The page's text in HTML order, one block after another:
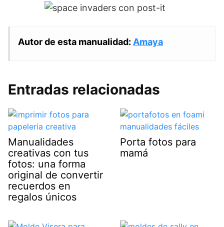
Autor de esta manualidad: Amaya
Entradas relacionadas
Manualidades
creativas con tus
fotos: una forma
original de convertir
recuerdos en
regalos únicos
Porta fotos para
mamá